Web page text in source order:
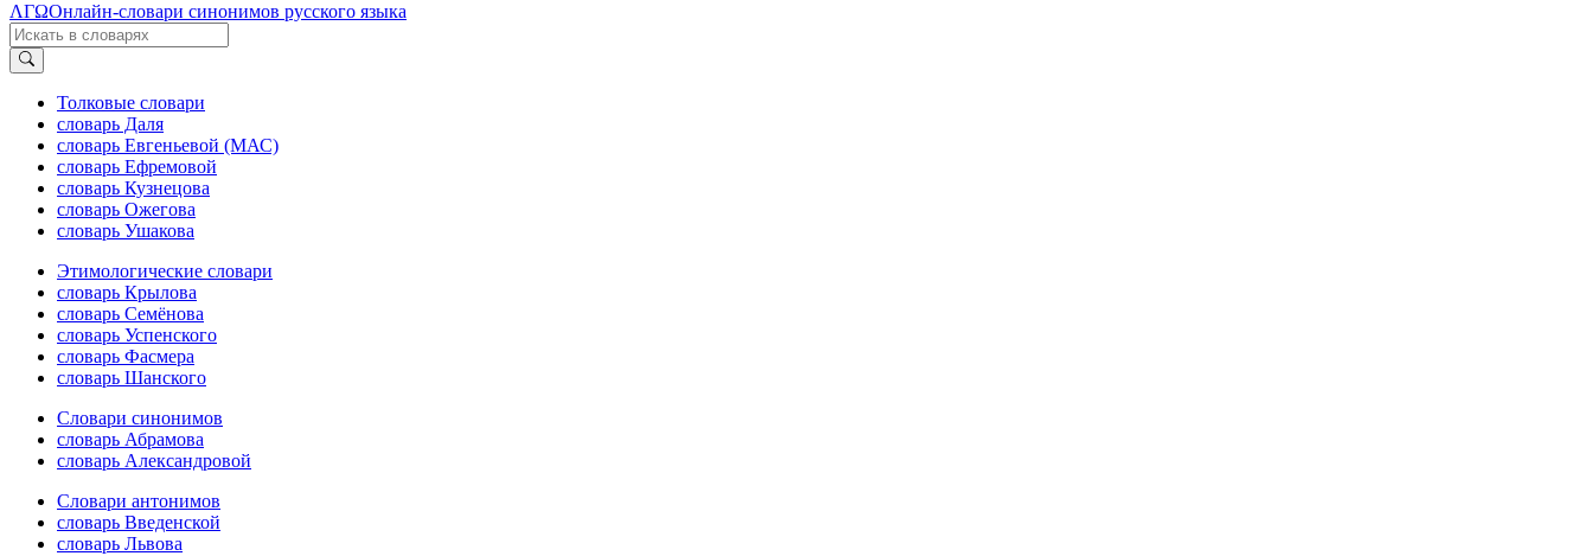
ΛΓΩОнлайн-словари синонимов русского языка
Толковые словари
словарь Даля
словарь Евгеньевой (МАС)
словарь Ефремовой
словарь Кузнецова
словарь Ожегова
словарь Ушакова
Этимологические словари
словарь Крылова
словарь Семёнова
словарь Успенского
словарь Фасмера
словарь Шанского
Словари синонимов
словарь Абрамова
словарь Александровой
Словари антонимов
словарь Введенской
словарь Львова